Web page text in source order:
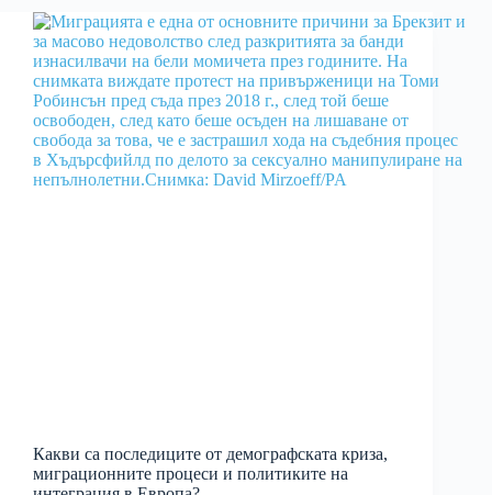
Какви са последиците от демографската криза,
миграционните процеси и политиките на